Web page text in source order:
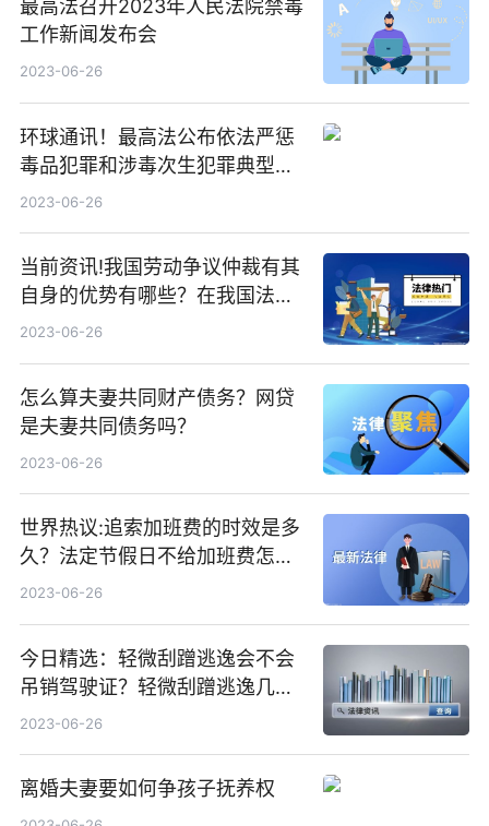
最高法召开2023年人民法院禁毒
工作新闻发布会
2023-06-26
环球通讯！最高法公布依法严惩
毒品犯罪和涉毒次生犯罪典型案
例
2023-06-26
当前资讯!我国劳动争议仲裁有其
自身的优势有哪些？在我国法律
规定中劳动仲裁管用吗？
2023-06-26
怎么算夫妻共同财产债务？网贷
是夫妻共同债务吗？
2023-06-26
世界热议:追索加班费的时效是多
久？法定节假日不给加班费怎么
举报？
2023-06-26
今日精选：轻微刮蹭逃逸会不会
吊销驾驶证？轻微刮蹭逃逸几日
会通知？
2023-06-26
离婚夫妻要如何争孩子抚养权